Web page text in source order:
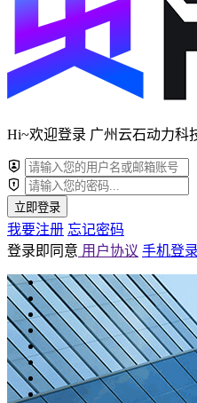
Hi~欢迎登录 广州云石动力科
立即登录
我要注册 忘记密码
登录即同意 用户协议 手机登